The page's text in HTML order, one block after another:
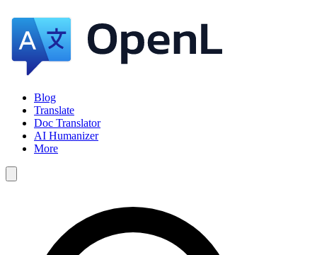
Blog
Translate
Doc Translator
AI Humanizer
More